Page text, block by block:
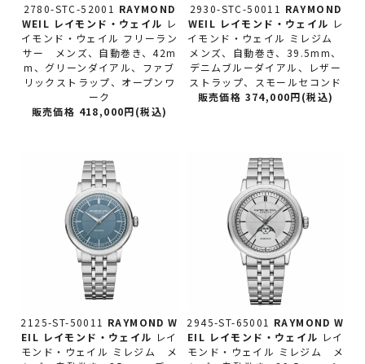
2780-STC-52001 RAYMOND
WEIL レイモンド・ウェイル レ
イモンド・ウェイル フリーラン
サー メンズ、自動巻き、42m
m、グリーンダイアル、ファブ
リックストラップ、オープンワ
ーク
販売価格 418,000円(税込)
2930-STC-50011 RAYMOND
WEIL レイモンド・ウェイル レ
イモンド・ウェイル ミレジム
メンズ、自動巻き、39.5mm、
デニムブルーダイアル、レザー
ストラップ、スモールセコンド
販売価格 374,000円(税込)
2125-ST-50011 RAYMOND W
EIL レイモンド・ウェイル レイ
モンド・ウェイル ミレジム メ
2945-ST-65001 RAYMOND W
EIL レイモンド・ウェイル レイ
モンド・ウェイル ミレジム メ